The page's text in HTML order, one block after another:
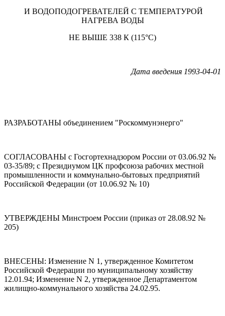
И ВОДОПОДОГРЕВАТЕЛЕЙ С ТЕМПЕРАТУРОЙ
НАГРЕВА ВОДЫ
НЕ ВЫШЕ 338 К (115°С)
Дата введения 1993-04-01
РАЗРАБОТАНЫ объединением "Роскоммунэнерго"
СОГЛАСОВАНЫ с Госгортехнадзором России от 03.06.92 №
03-35/89; с Президиумом ЦК профсоюза рабочих местной
промышленности и коммунально-бытовых предприятий
Российской Федерации (от 10.06.92 № 10)
УТВЕРЖДЕНЫ Минстроем России (приказ от 28.08.92 №
205)
ВНЕСЕНЫ: Изменение N 1, утвержденное Комитетом
Российской Федерации по муниципальному хозяйству
12.01.94; Изменение N 2, утвержденное Департаментом
жилищно-коммунального хозяйства 24.02.95.